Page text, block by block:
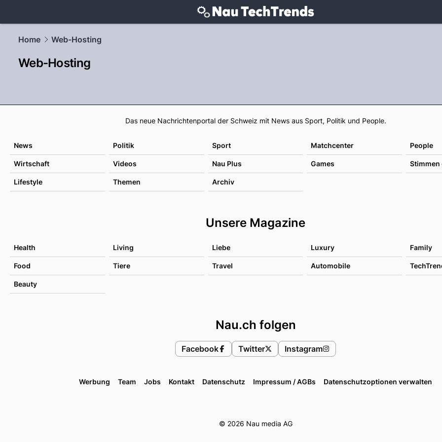
techtrends.NAU.ch
Home
Web-Hosting
Web-Hosting
Footer
Das neue Nachrichtenportal der Schweiz mit News aus Sport, Politik und People.
News Politik Sport Matchcenter People
Wirtschaft Videos Nau Plus Games Stimmen
Lifestyle Themen Archiv
Unsere Magazine
Health Living Liebe Luxury Family
Food Tiere Travel Automobile
Beauty
Nau.ch folgen
Facebook Twitter Instagram
Werbung Team Jobs Kontakt Datenschutz Impressum / AGBs Datenschutzoptionen verwalten
© 2026 Nau media AG